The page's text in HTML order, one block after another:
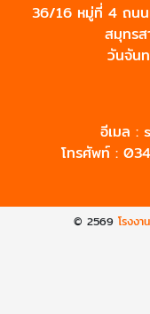
36/16 หมู่ที่ 4 ถนน
สมุทร
วันจัน
อีเมล :
โทรศัพท์ :
© 2569โรงง